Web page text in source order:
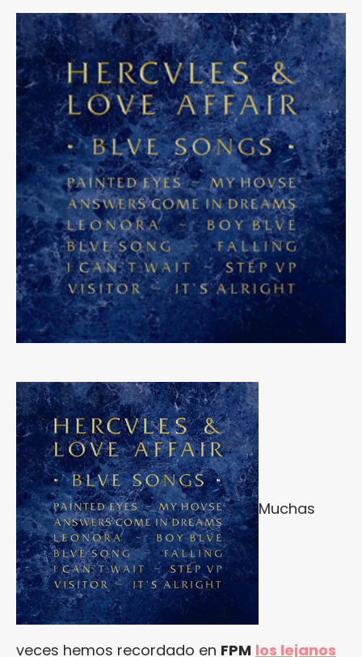
Muchas
veces hemos recordado en FPM los lejanos